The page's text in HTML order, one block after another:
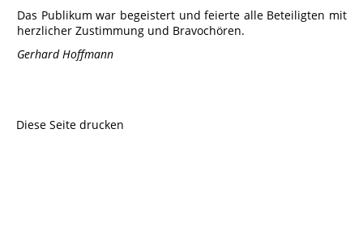
Das Publikum war begeistert und feierte alle Beteiligten mit
herzlicher Zustimmung und Bravochören.
Gerhard Hoffmann
Diese Seite drucken